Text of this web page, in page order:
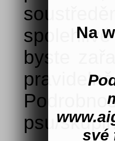
Na
své
byste
psu/